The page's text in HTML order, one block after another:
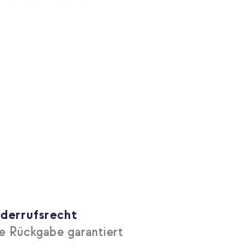
Rückgabe garantiert